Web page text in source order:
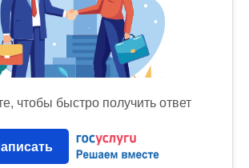
чтобы быстро получить ответ